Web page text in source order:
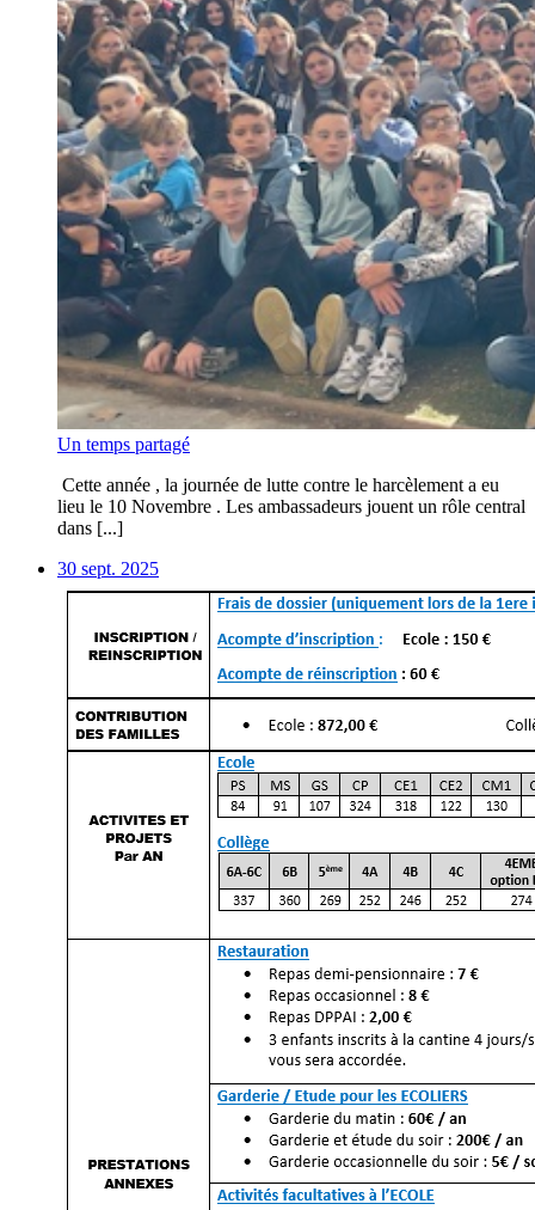
Un temps partagé
Cette année , la journée de lutte contre le harcèlement a eu
lieu le 10 Novembre . Les ambassadeurs jouent un rôle central
dans [...]
30 sept. 2025